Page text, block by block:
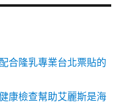
合隆乳專業台北票貼的
康檢查幫助艾麗斯是海